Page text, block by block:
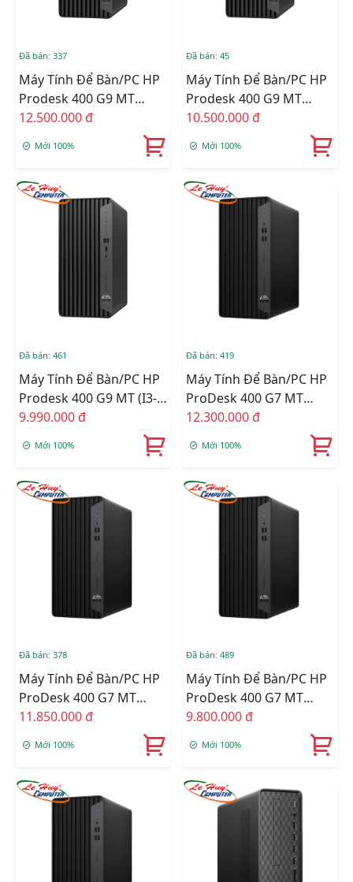
Đã bán: 337
Máy Tính Để Bàn/PC HP
Prodesk 400 G9 MT
72K98PA (Core I5-12500/
Ram 4GB/ 256GB SSD/
Wifi/ Bluetooth/
Windows 11 Home SL/
12.500.000 đ
Mới 100%
Đã bán: 45
Máy Tính Để Bàn/PC HP
Prodesk 400 G9 MT
72K97PA (Core I3-12100/
Ram 8GB/ 256GB SSD/
Wifi/ Bluetooth/
Windows 11 Home SL/
10.500.000 đ
Mới 100%
Đã bán: 461
Máy Tính Để Bàn/PC HP
Prodesk 400 G9 MT (i3-
12100/4GB
RAM/256GSSD/WL+BT/K+M/Win
11) (72K96PA)
9.990.000 đ
Mới 100%
Đã bán: 419
Máy Tính Để Bàn/PC HP
ProDesk 400 G7 MT
60U85PA (Core I5-10505/
Wifi/ Bluetooth/
/Windows 11 Home/
12.300.000 đ
Mới 100%
Đã bán: 378
Máy Tính Để Bàn/PC HP
ProDesk 400 G7 MT
60U84PA (i5-
10505(6*3.2)/4GD4/256GSSD/Wlac/BT/KB/M/W11SL/
ĐEN)
11.850.000 đ
Mới 100%
Đã bán: 489
Máy Tính Để Bàn/PC HP
ProDesk 400 G7 MT
60U83PA (Core I3 10105/
Wifi/ Bluetooth/
Windows 11 Home SL/
9.800.000 đ
Mới 100%